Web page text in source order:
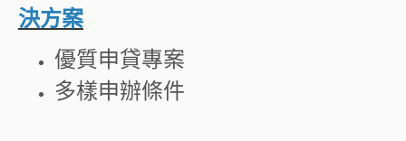
決方案
優質申貸專案
多樣申辦條件